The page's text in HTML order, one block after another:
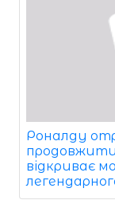
Роналду
продовжити
відкриває